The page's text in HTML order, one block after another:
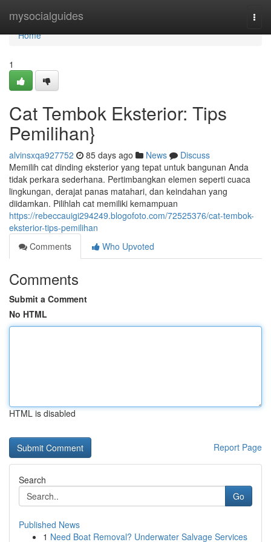
mysocialguides
Home
Home
1
Cat Tembok Eksterior: Tips
Pemilihan}
alvinsxqa927752 85 days ago News
Discuss
Memilih cat dinding eksterior yang tepat untuk bangunan Anda
tidak perkara sederhana. Pertimbangkan elemen seperti cuaca
lingkungan, derajat panas matahari, dan keindahan yang
diidamkan. Pilihlah cat memiliki kemampuan
https://rebeccauigi294249.blogofoto.com/72525376/cat-tembok-
eksterior-tips-pemilihan
Comments
Who Upvoted
Comments
Submit a Comment
No HTML
HTML is disabled
Report Page
Search
Go
Published News
1 Need Boat Removal? Underwater Salvage Services